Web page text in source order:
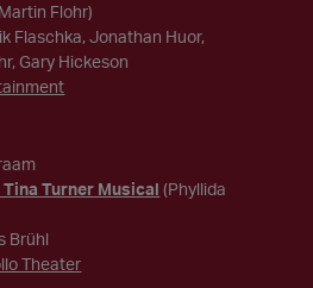
Flohr)
Flaschka, Jonathan Huor,
Gary Hickeson
Tina Turner Musical (Phyllida
Brühl
Theater